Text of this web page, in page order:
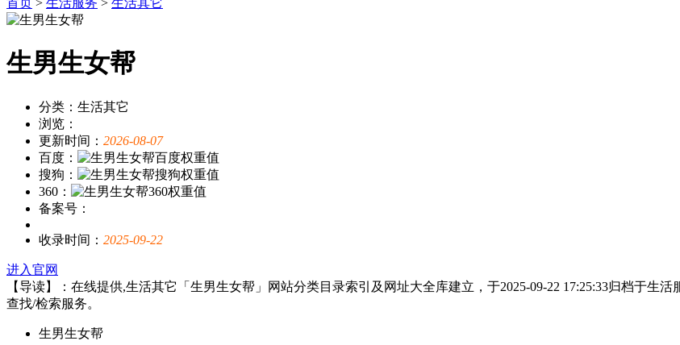
生男生女帮
分类：生活其它
浏览：
更新时间： 2026-08-07
百度：
搜狗：
360：
备案号：
收录时间： 2025-09-22
进入官网
【导读】：在线提供,生活其它「生男生女帮」网站分类目录索引及网址大全库建立，于2025-09-22 17:25:33归档于生
查找/检索服务。
生男生女帮